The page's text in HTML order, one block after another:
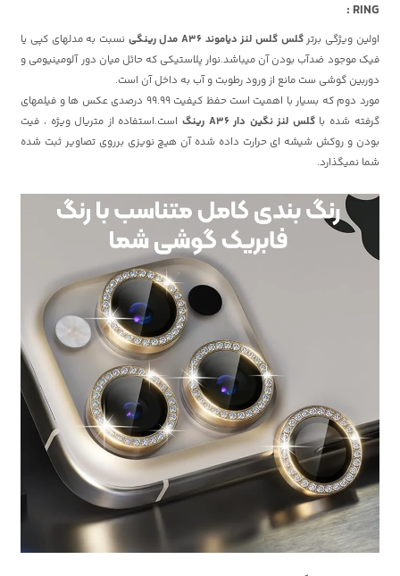
RING :
اولین ویژگی برتر گلس گلس لنز دیاموند A36 مدل رینگی
نسبت به مدلهای کپی یا
فیک موجود ضدآب بودن آن میباشد.نوار پلاستیکی که حائل میان دور آلومینیومی و
دوربین گوشی ست مانع از ورود رطوبت و آب به داخل آن است.
مورد دوم که بسیار با اهمیت است حفظ کیفیت 99.99 درصدی عکس ها و فیلمهای
گرفته شده باگلس لنز نگین دار A36 رینگ
است.استفاده از متریال ویژه ، فیت
بودن و روکش شیشه ای حرارت داده شده آن هیچ نویزی برروی تصاویر ثبت شده
شما نمیگذارد.